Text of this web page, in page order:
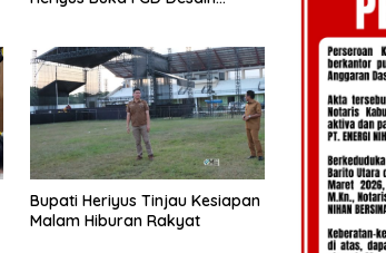
Bupati Heriyus Tinjau Kesiapan
Malam Hiburan Rakyat